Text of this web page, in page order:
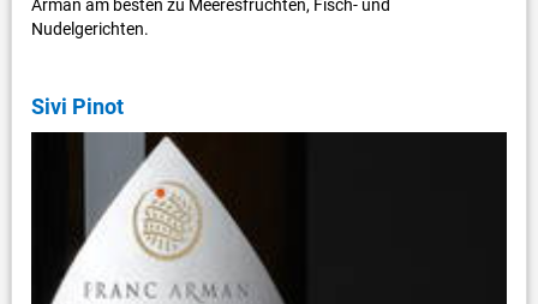
Arman am besten zu Meeresfrüchten, Fisch- und
Nudelgerichten.
Sivi Pinot